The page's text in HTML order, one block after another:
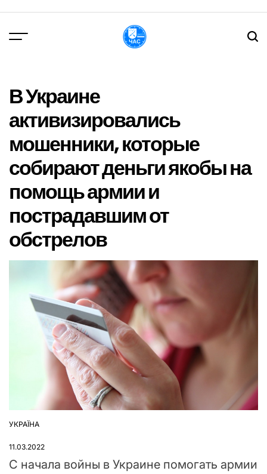
вмісту
В Украине
активизировались
мошенники, которые
собирают деньги якобы на
помощь армии и
пострадавшим от
обстрелов
ОПУБЛІКУВАТИ
УКРАЇНА
11.03.2022
С начала войны в Украине помогать армии